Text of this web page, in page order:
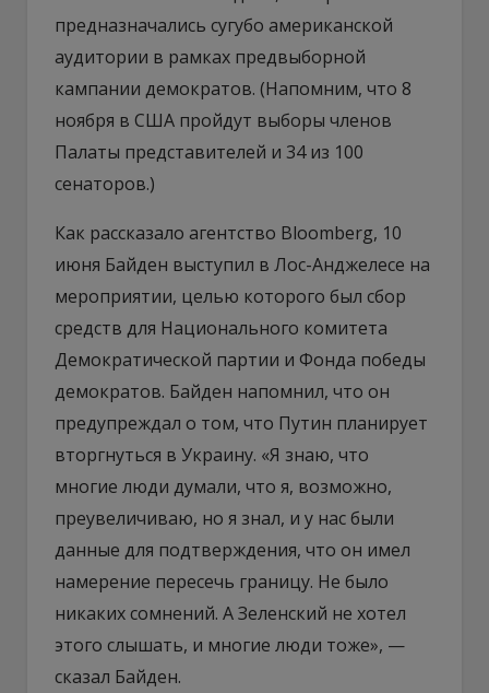
предназначались сугубо американской
аудитории в рамках предвыборной
кампании демократов. (Напомним, что 8
ноября в США пройдут выборы членов
Палаты представителей и 34 из 100
сенаторов.)
Как рассказало агентство Bloomberg, 10
июня Байден выступил в Лос-Анджелесе на
мероприятии, целью которого был сбор
средств для Национального комитета
Демократической партии и Фонда победы
демократов. Байден напомнил, что он
предупреждал о том, что Путин планирует
вторгнуться в Украину. «Я знаю, что
многие люди думали, что я, возможно,
преувеличиваю, но я знал, и у нас были
данные для подтверждения, что он имел
намерение пересечь границу. Не было
никаких сомнений. А Зеленский не хотел
этого слышать, и многие люди тоже», —
сказал Байден.